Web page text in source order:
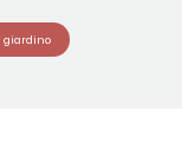
giardino